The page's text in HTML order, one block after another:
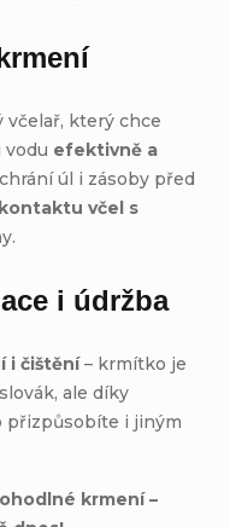
včelař, který chce
efektivně a
úl i zásoby před
včel s
i údržba
i čištění– krmítko je
ale díky
přizpůsobíte i jiným
krmení –